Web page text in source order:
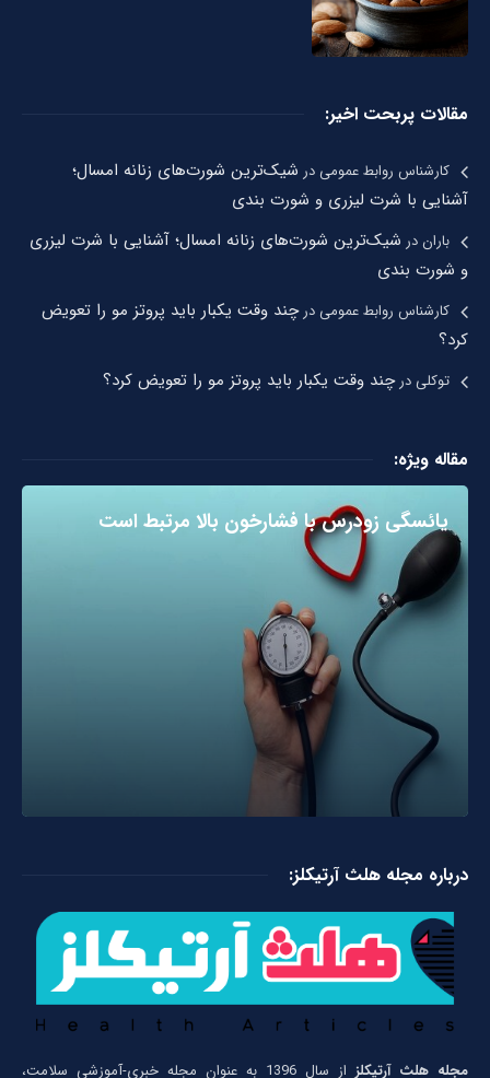
مقالات پربحت اخیر:
کارشناس روابط عمومیدر شیک‌ترین شورت‌های زنانه امسال؛
آشنایی با شرت لیزری و شورت بندی
باراندر شیک‌ترین شورت‌های زنانه امسال؛ آشنایی با شرت لیزری
و شورت بندی
کارشناس روابط عمومیدرچند وقت یکبار باید پروتز مو را تعویض
کرد؟
توکلیدرچند وقت یکبار باید پروتز مو را تعویض کرد؟
مقاله ویژه:
یائسگی زودرس با فشارخون بالا مرتبط است
درباره مجله هلث آرتیکلز:
مجله هلث آرتیکلز از سال 1396 به عنوان مجله خبری-آموزشی سلامت،